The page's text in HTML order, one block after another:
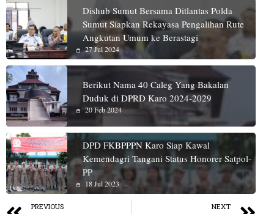
Dishub Sumut Bersama Ditlantas Polda
Sumut Siapkan Rekayasa Pengalihan Rute
Angkutan Umum ke Berastagi
27 Jul 2024
Berikut Nama 40 Caleg Yang Bakalan
Duduk di DPRD Karo 2024-2029
20 Feb 2024
DPD FKBPPPN Karo Siap Kawal
Kemendagri Tangani Status Honorer Satpol-
PP
18 Jul 2023
PREVIOUS NEXT